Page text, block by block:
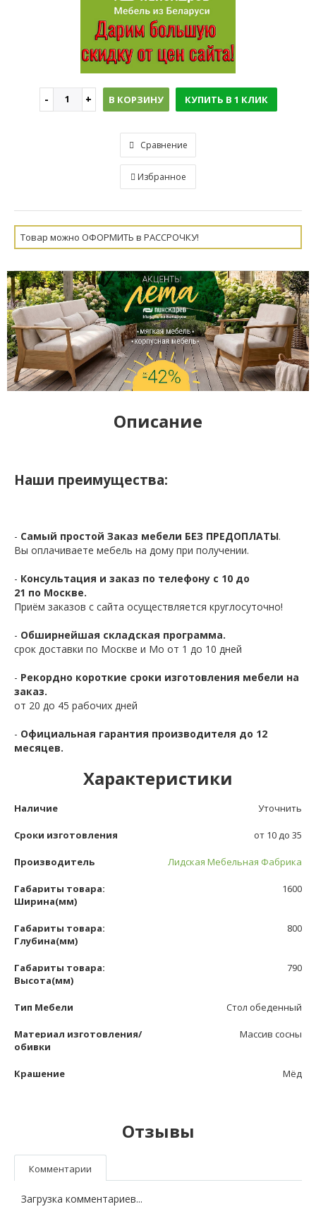
В КОРЗИНУ КУПИТЬ В 1 КЛИК
Сравнение
Избранное
Товар можно ОФОРМИТЬ в РАССРОЧКУ!
Описание
Наши преимущества:
- Самый простой Заказ мебели БЕЗ ПРЕДОПЛАТЫ.
Вы оплачиваете мебель на дому при получении.
- Консультация и заказ по телефону с 10 до
21 по Москве.
Приём заказов с сайта осуществляется круглосуточно!
- Обширнейшая складская программа.
срок доставки по Москве и Мо от 1 до 10 дней
- Рекордно короткие сроки изготовления мебели на
заказ.
от 20 до 45 рабочих дней
- Официальная гарантия производителя до 12
месяцев.
Характеристики
Наличие Уточнить
Сроки изготовления от 10 до 35
Производитель Лидская Мебельная Фабрика
Габариты товара:
Ширина(мм)
1600
Габариты товара:
Глубина(мм)
800
Габариты товара:
Высота(мм)
790
Тип Мебели Стол обеденный
Материал изготовления/
обивки
Массив сосны
Крашение Мёд
Отзывы
Комментарии
Загрузка комментариев...